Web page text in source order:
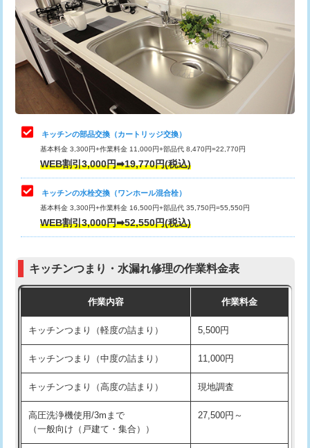
給水管工事※（支持金具設置) 5,500円
給水管工事※（保温材使用（バンド止
め込み）)
5,500円
給水管工事※（土の掘削・埋め戻し作
11,000円
給水管工事※（塩ビ管（VP・HI）使
用/3ｍまで)
給水管工事※（塩ビ管（VP・HI）使
用（追加）/3ｍ超え)
給水管工事※（ライニング鋼管・銅
管・ポリ管・HT管使用/3ｍまで)
44,000円
管・ポリ管・HT管使用/3ｍ超え)
排水管工事（土の掘削・埋め戻し作
11,000円~
排水管工事（排水管工事/3ｍまで） 55,000円
排水管工事（追加 排水管工事/3ｍ超
+11,000円
マス交換（土の掘削・埋め戻し作業）
マス交換（深さ50㎝未満）
カメラ調査 33,000円
桝清掃 8,800円
止水・漏水調査・防水処理・清掃・修
理・調整・分解・加工など（軽作業）
11,000円
止水・漏水調査・防水処理・清掃・修
理・調整・分解・加工など（中作業）
22,000円
止水・漏水調査・防水処理・清掃・修
理・調整・分解・加工など（重作業）
33,000円
お風呂タンク脱着
その他部品の脱着
式・ワンホール）)
交換・取付(排水栓・排水トラップ
22,000円+材料費
持込商品取付（単水栓）
キッチンの部品交換（カートリッジ交換）
基本料金 3,300円+作業料金 11,000円+部品代 8,470円=22,770円
WEB割引3,000円➡19,770円(税込)
キッチンの水栓交換（ワンホール混合栓）
基本料金 3,300円+作業料金 16,500円+部品代 35,750円=55,550円
WEB割引3,000円➡52,550円(税込)
キッチンつまり・水漏れ修理の作業料金表
作業内容 作業料金
キッチンつまり（軽度の詰まり） 5,500円
キッチンつまり（中度の詰まり） 11,000円
キッチンつまり（高度の詰まり） 現地調査
高圧洗浄機使用/3mまで
（一般向け（戸建て・集合））
27,500円～